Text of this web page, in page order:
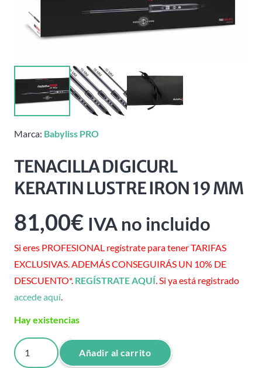
Marca: Babyliss PRO
TENACILLA DIGICURL
KERATIN LUSTRE IRON 19 MM
81,00€ IVA no incluido
Si eres PROFESIONAL regístrate para tener TARIFAS
EXCLUSIVAS. ADEMÁS CONSEGUIRÁS UN 10% DE
DESCUENTO*. REGÍSTRATE AQUÍ. Si ya está registrado
accede aquí
Hay existencias
TENACILLA
DIGICURL
Añadir al carrito